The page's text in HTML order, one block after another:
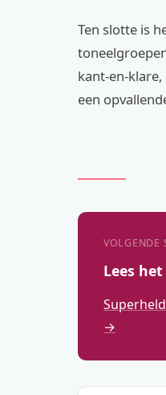
Ten slotte is
kant-en-
een
VOLGENDE
Lees
→